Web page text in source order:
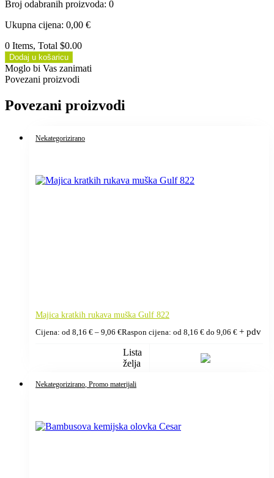
Broj odabranih proizvoda: 0
Ukupna cijena: 0,00 €
0 Items, Total $0.00
Dodaj u košaricu
Moglo bi Vas zanimati
Povezani proizvodi
Povezani proizvodi
Nekategorizirano
Majica kratkih rukava muška Gulf 822
Cijena: od 8,16 € – 9,06 €Raspon cijena: od 8,16 € do 9,06 € + pdv
Lista
želja
Nekategorizirano , Promo materijali